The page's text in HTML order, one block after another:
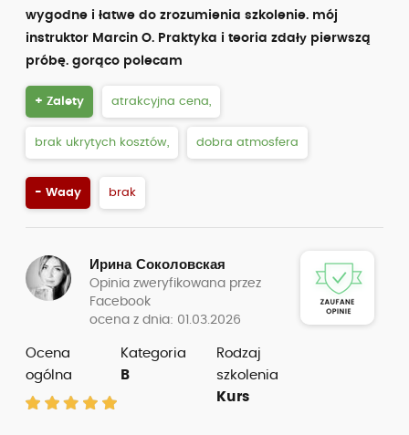
wygodne i łatwe do zrozumienia szkolenie. mój
instruktor Marcin O. Praktyka i teoria zdałу pierwszą
próbę. gorąco polecam
+ Zalety atrakcyjna cena,
brak ukrytych kosztów, dobra atmosfera
- Wady brak
Ирина Соколовская
Opinia zweryfikowana przez
Facebook
ocena z dnia: 01.03.2026
Ocena
ogólna
Kategoria
B
Rodzaj
szkolenia
Kurs